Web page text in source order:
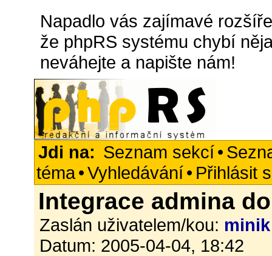
Napadlo vás zajímavé
že phpRS systému chybí
neváhejte a napište nám!
Jdi na: Seznam sekcí•
téma•Vyhledávání• Přihlásit
Integrace admina
Zaslán uživatelem/kou: minik
Datum: 2005-04-04, 18:42